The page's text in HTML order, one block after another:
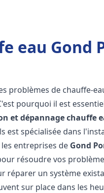
eau Gond
problèmes de chauffe-
pourquoi il est
et dépannage chauffe
est spécialisée dans
entreprises de Gond
résoudre vos
réparer un système
sur place dans les